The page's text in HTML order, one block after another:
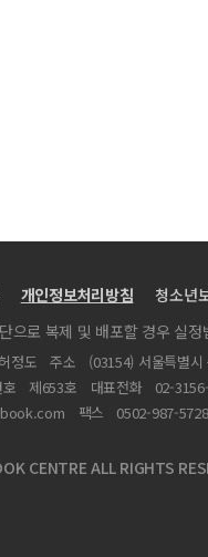
개인정보처리방침 청소년
으로 복제 및 배포할 경우 실
정도 주소 (03154) 서울특별
제653호 대표전화
02-
팩스 0502-987-5728
CENTRE ALL RIGHTS